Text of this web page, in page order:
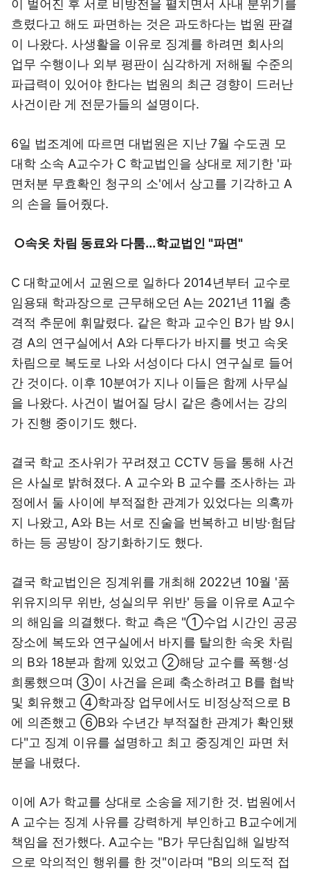
이 벌어진 후 서로 비방전을 펼치면서 사내 분위기를
흐렸다고 해도 파면하는 것은 과도하다는 법원 판결
이 나왔다. 사생활을 이유로 징계를 하려면 회사의
업무 수행이나 외부 평판이 심각하게 저해될 수준의
파급력이 있어야 한다는 법원의 최근 경향이 드러난
사건이란 게 전문가들의 설명이다.
6일 법조계에 따르면 대법원은 지난 7월 수도권 모
대학 소속 A교수가 C 학교법인을 상대로 제기한 '파
면처분 무효확인 청구의 소'에서 상고를 기각하고 A
의 손을 들어줬다.
○속옷 차림 동료와 다툼...학교법인 "파면"
C 대학교에서 교원으로 일하다 2014년부터 교수로
임용돼 학과장으로 근무해오던 A는 2021년 11월 충
격적 추문에 휘말렸다. 같은 학과 교수인 B가 밤 9시
경 A의 연구실에서 A와 다투다가 바지를 벗고 속옷
차림으로 복도로 나와 서성이다 다시 연구실로 들어
간 것이다. 이후 10분여가 지나 이들은 함께 사무실
을 나왔다. 사건이 벌어질 당시 같은 층에서는 강의
가 진행 중이기도 했다.
결국 학교 조사위가 꾸려졌고 CCTV 등을 통해 사건
은 사실로 밝혀졌다. A 교수와 B 교수를 조사하는 과
정에서 둘 사이에 부적절한 관계가 있었다는 의혹까
지 나왔고, A와 B는 서로 진술을 번복하고 비방·험담
하는 등 공방이 장기화하기도 했다.
결국 학교법인은 징계위를 개최해 2022년 10월 '품
위유지의무 위반, 성실의무 위반' 등을 이유로 A교수
의 해임을 의결했다. 학교 측은 "①수업 시간인 공공
장소에 복도와 연구실에서 바지를 탈의한 속옷 차림
의 B와 18분과 함께 있었고 ②해당 교수를 폭행·성
희롱했으며 ③이 사건을 은폐 축소하려고 B를 협박
및 회유했고 ④학과장 업무에서도 비정상적으로 B
에 의존했고 ⑥B와 수년간 부적절한 관계가 확인됐
다"고 징계 이유를 설명하고 최고 중징계인 파면 처
분을 내렸다.
이에 A가 학교를 상대로 소송을 제기한 것. 법원에서
A 교수는 징계 사유를 강력하게 부인하고 B교수에게
책임을 전가했다. A교수는 "B가 무단침입해 일방적
으로 악의적인 행위를 한 것"이라며 "B의 의도적 접